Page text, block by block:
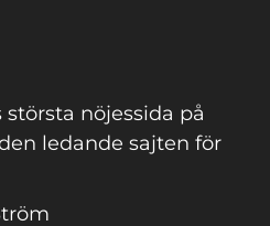
största nöjessida på
ledande sajten för